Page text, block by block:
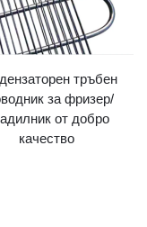
тръбен
за фризер/
от добро
качество